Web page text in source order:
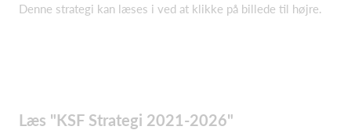
Denne strategi kan læses i ved at klikke på billede til højre.
Læs "KSF Strategi 2021-2026"